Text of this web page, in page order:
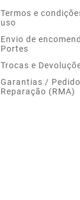
Termos e
uso
Envio de
Portes
Trocas e
Garantias /
Reparação (RMA)